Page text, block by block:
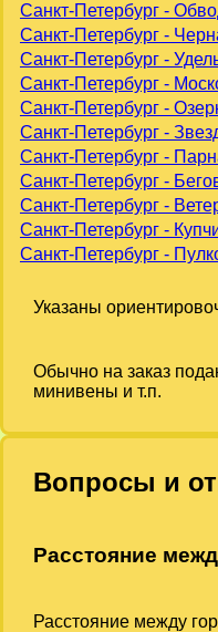
Санкт-Петербург -
Санкт-Петербург -
Санкт-Петербург -
Санкт-Петербург -
Санкт-Петербург -
Санкт-Петербург -
Санкт-Петербург -
Санкт-Петербург -
Санкт-Петербург -
Санкт-Петербург -
Санкт-Петербург -
Указаны
Обычно на заказ
минивены и т.п.
Вопросы и
Расстояние
Расстояние между